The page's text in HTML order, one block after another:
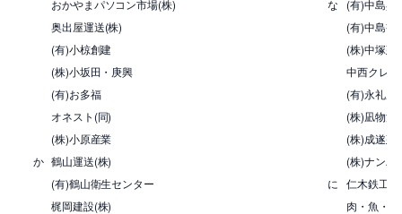
おかやまパソコン市場(株) な
(有)中島呉
奥出屋運送(株)
(有)中島書
(有)小椋創建
(株)中塚建
(株)小坂田・庚興
中西クレ
(有)お多福
(有)永礼産
オネスト(同)
(株)凪物流
(株)小原産業
(株)成遂建
か 鶴山運送(株)
(株)ナンバ
(有)鶴山衛生センター
に 仁木鉄工(
梶岡建設(株)
肉・魚・